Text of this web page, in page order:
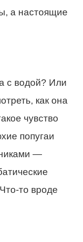
а настоящие
с водой? Или
как она
чувство
попугаи
—
то вроде